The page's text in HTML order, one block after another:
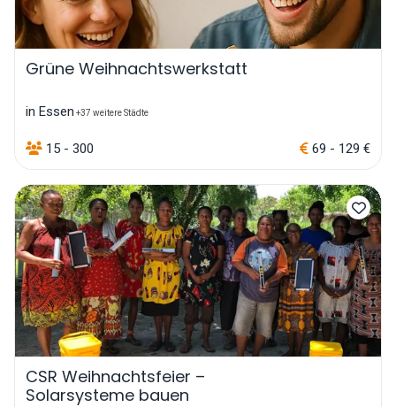
Grüne Weihnachtswerkstatt
in Essen +37 weitere Städte
15 - 300 69 - 129 €
CSR Weihnachtsfeier –
Solarsysteme bauen